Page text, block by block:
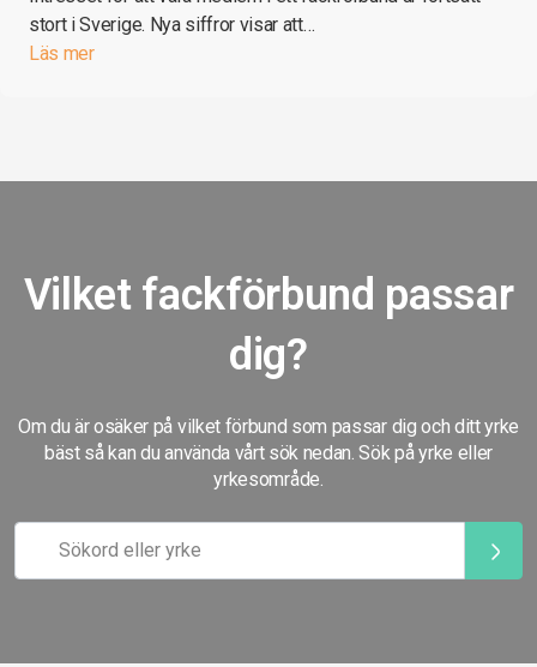
stort i Sverige. Nya siffror visar att…
Läs mer
Vilket fackförbund passar
dig?
Om du är osäker på vilket förbund som passar dig och ditt yrke
bäst så kan du använda vårt sök nedan. Sök på yrke eller
yrkesområde.